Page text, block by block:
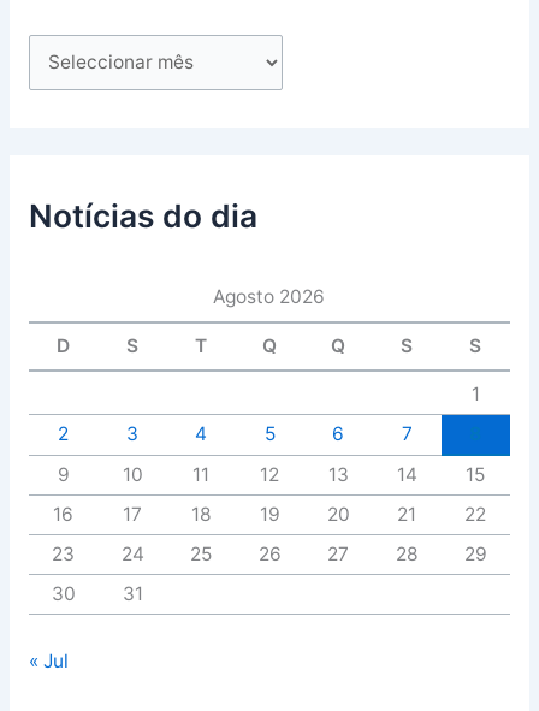
Notícias do dia
Agosto 2026
D S T Q Q S S
1
2
3 4 5 6 7
9
10 11 12 13 14
15
16
17 18 19 20 21
22
23
24 25 26 27 28
29
30
31
« Jul